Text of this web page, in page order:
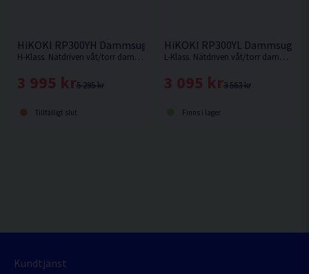
HiKOKI RP300YH Dammsugare Våt/torr (1200W)
H-Klass. Nätdriven våt/torr dammsugare på 30L från HiKOKI.
5 295 kr
3 995 kr
Tillfälligt slut
HiKOKI RP300YL
L-Klass. Nätdriven våt/torr dammsugare på 30L från HiKOKI.
3 563 kr
3 095 kr
Finns i lager
Kundtjänst